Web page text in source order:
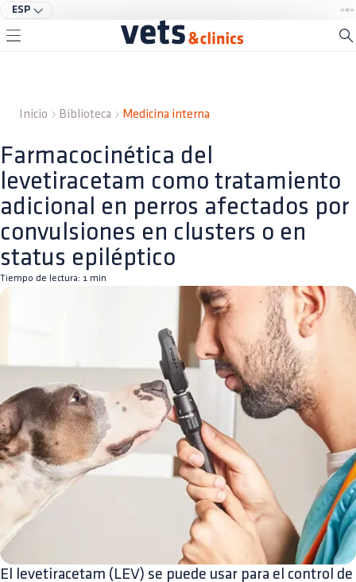
ESP
Inicio Biblioteca Medicina interna
Farmacocinética del
levetiracetam como tratamiento
adicional en perros afectados por
convulsiones en clusters o en
status epiléptico
Tiempo de lectura: 1 min
El levetiracetam (LEV) se puede usar para el control de